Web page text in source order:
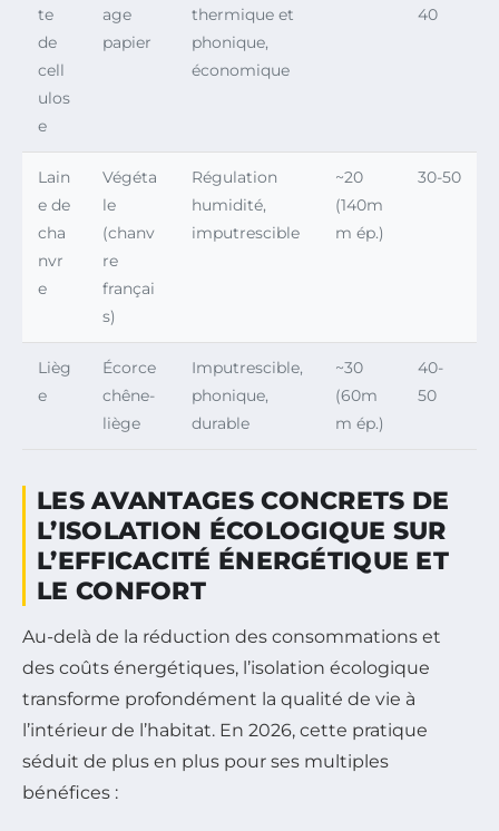
te
de
cell
ulos
e
age
papier
thermique et
phonique,
économique
40
Lain
e de
cha
nvr
e
Végéta
le
(chanv
re
françai
s)
Régulation
humidité,
imputrescible
~20
(140m
m ép.)
30-50
Lièg
e
Écorce
chêne-
liège
Imputrescible,
phonique,
durable
~30
(60m
m ép.)
40-
50
LES AVANTAGES CONCRETS DE
L’ISOLATION ÉCOLOGIQUE SUR
L’EFFICACITÉ ÉNERGÉTIQUE ET
LE CONFORT
Au-delà de la réduction des consommations et
des coûts énergétiques, l’isolation écologique
transforme profondément la qualité de vie à
l’intérieur de l’habitat. En 2026, cette pratique
séduit de plus en plus pour ses multiples
bénéfices :